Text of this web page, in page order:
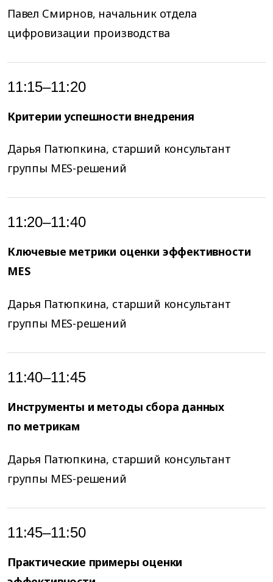
Павел Смирнов, начальник отдела
цифровизации производства
11:15–11:20
Критерии успешности внедрения
Дарья Патюпкина, старший консультант
группы MES-решений
11:20–11:40
Ключевые метрики оценки эффективности
MES
Дарья Патюпкина, старший консультант
группы MES-решений
11:40–11:45
Инструменты и методы сбора данных
по метрикам
Дарья Патюпкина, старший консультант
группы MES-решений
11:45–11:50
Практические примеры оценки